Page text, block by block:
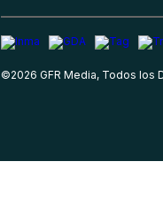
©2026 GFR Media, Todos los